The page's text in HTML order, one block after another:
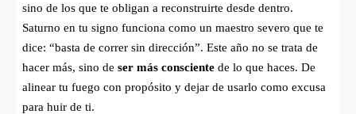
sino de los que te obligan a reconstruirte desde dentro.
Saturno en tu signo funciona como un maestro severo que te
dice: “basta de correr sin dirección”. Este año no se trata de
hacer más, sino de ser más consciente de lo que haces. De
alinear tu fuego con propósito y dejar de usarlo como excusa
para huir de ti.